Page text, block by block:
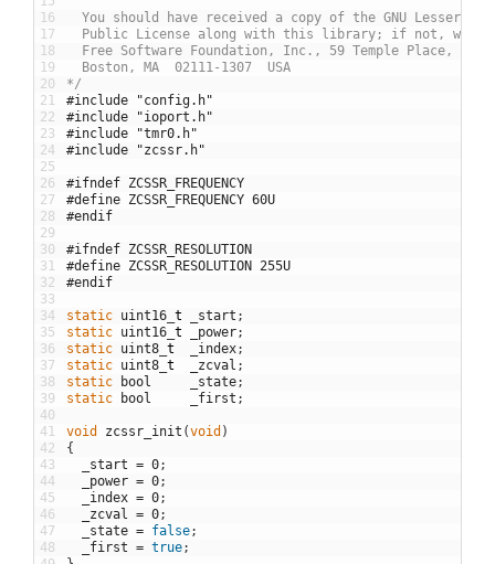
16
17
18
19
20
21
22
23
24
25
26
27
28
29
30
31
32
33
34
35
36
37
38
39
40
41
42
43
44
45
46
47
48
You should have received a copy of the GNU Lesser
Public License along with this library; if not,
Free Software Foundation, Inc., 59 Temple Place,
Boston, MA  02111-1307  USA
*/
#include "config.h"
#include "ioport.h"
#include "tmr0.h"
#include "zcssr.h"
#ifndef ZCSSR_FREQUENCY
#define ZCSSR_FREQUENCY 60U
#endif
#ifndef ZCSSR_RESOLUTION
#define ZCSSR_RESOLUTION 255U
#endif
static uint16 t _start ;
static uint16 t _power;
static uint8 t _index;
static uint8 t _zcval ;
static
bool _state;
static
bool _first ;
void zcssr_init (void )
{
_start = 0;
_power = 0;
_index = 0;
_zcval
= 0;
_state = false;
_first = true;